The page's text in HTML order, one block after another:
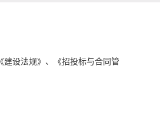
设法规》、《招投标与合同管